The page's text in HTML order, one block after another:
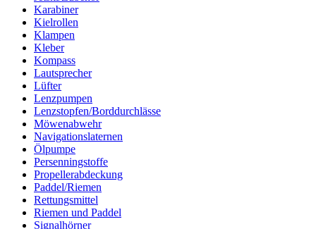
Karabiner
Kielrollen
Klampen
Kleber
Kompass
Lautsprecher
Lüfter
Lenzpumpen
Lenzstopfen/Borddurchlässe
Möwenabwehr
Navigationslaternen
Ölpumpe
Persenningstoffe
Propellerabdeckung
Paddel/Riemen
Rettungsmittel
Riemen und Paddel
Signalhörner